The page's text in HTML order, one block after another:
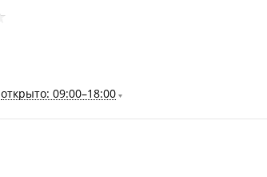
открыто: 09:00–18:00